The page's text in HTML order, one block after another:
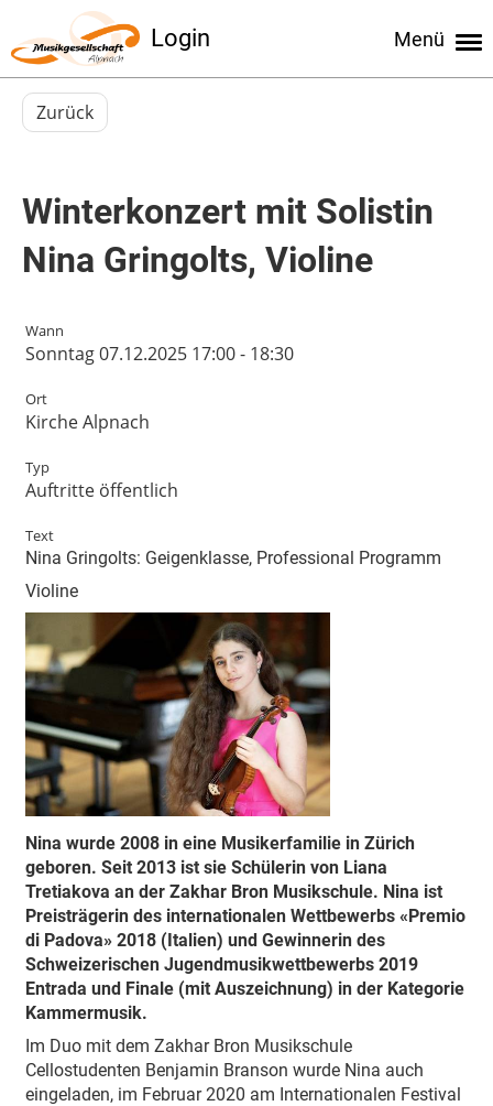
Menü
Login
Zurück
Winterkonzert mit Solistin
Nina Gringolts, Violine
Wann
Sonntag 07.12.2025 17:00 - 18:30
Ort
Kirche Alpnach
Typ
Auftritte öffentlich
Text
Nina Gringolts: Geigenklasse, Professional Programm
Violine
Nina wurde 2008 in eine Musikerfamilie in Zürich
geboren. Seit 2013 ist sie Schülerin von Liana
Tretiakova an der Zakhar Bron Musikschule. Nina ist
Preisträgerin des internationalen Wettbewerbs «Premio
di Padova» 2018 (Italien) und Gewinnerin des
Schweizerischen Jugendmusikwettbewerbs 2019
Entrada und Finale (mit Auszeichnung) in der Kategorie
Kammermusik.
Im Duo mit dem Zakhar Bron Musikschule
Cellostudenten Benjamin Branson wurde Nina auch
eingeladen, im Februar 2020 am Internationalen Festival